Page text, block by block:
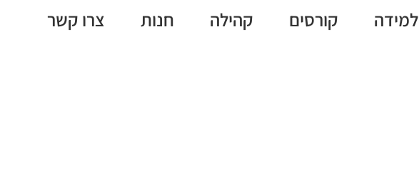
קורסים קהילה חנות צרו קשר